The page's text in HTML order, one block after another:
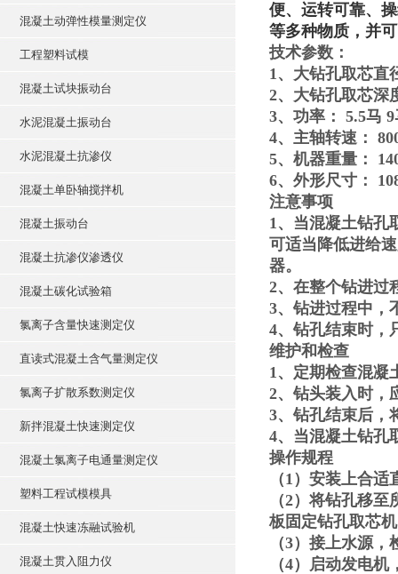
混凝土动弹性模量测定仪
工程塑料试模
混凝土试块振动台
水泥混凝土振动台
水泥混凝土抗渗仪
混凝土单卧轴搅拌机
混凝土振动台
混凝土抗渗仪渗透仪
混凝土碳化试验箱
氯离子含量快速测定仪
直读式混凝土含气量测定仪
氯离子扩散系数测定仪
新拌混凝土快速测定仪
混凝土氯离子电通量测定仪
塑料工程试模模具
混凝土快速冻融试验机
混凝土贯入阻力仪
便、运转可靠、
等多种物质，并
技术参数：
1、大钻孔取芯直
2、大钻孔取芯深
3、功率： 5.5马
4、主轴转速：
5、机器重量：
6、外形尺寸：
注意事项
1、当混凝土钻孔
可适当降低进给
器。
2、在整个钻进过
3、钻进过程中，
4、钻孔结束时，
维护和检查
1、定期检查混凝
2、钻头装入时，
3、钻孔结束后，
4、当混凝土钻孔
操作规程
（1）安装上合
（2）将钻孔移
板固定钻孔取芯
（3）接上水源
（4）启动发电